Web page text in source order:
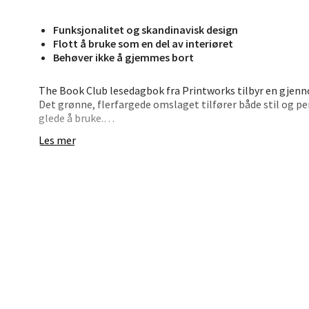
Funksjonalitet og skandinavisk design
Flott å bruke som en del av interiøret
Behøver ikke å gjemmes bort
The Book Club lesedagbok fra Printworks tilbyr en
Det grønne, flerfargede omslaget tilfører både stil og
glede å bruke.
Med dedikerte sider for bokanmeldelser, leselister og
Les mer